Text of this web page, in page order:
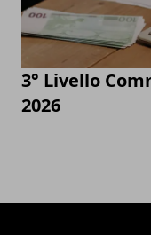
3° Livello
2026